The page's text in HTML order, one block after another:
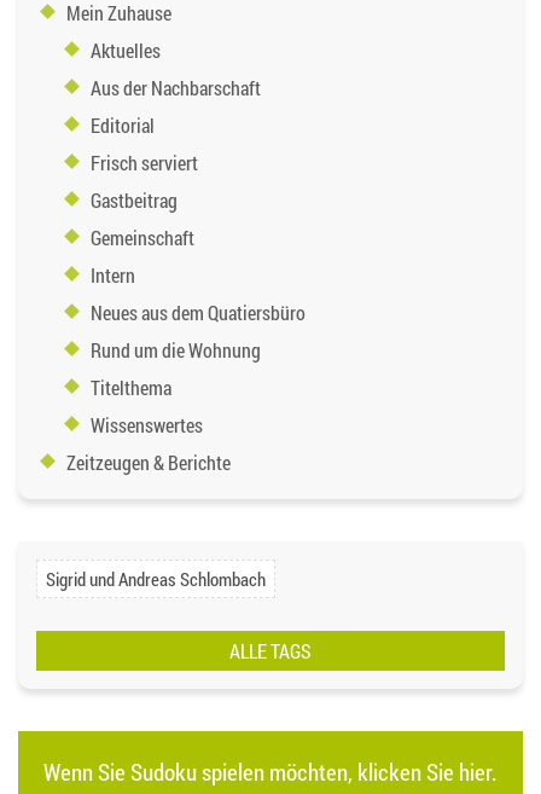
Mein Zuhause
Aktuelles
Aus der Nachbarschaft
Editorial
Frisch serviert
Gastbeitrag
Gemeinschaft
Intern
Neues aus dem Quatiersbüro
Rund um die Wohnung
Titelthema
Wissenswertes
Zeitzeugen & Berichte
Sigrid und Andreas Schlombach
ALLE TAGS
Wenn Sie Sudoku spielen möchten, klicken Sie hier.